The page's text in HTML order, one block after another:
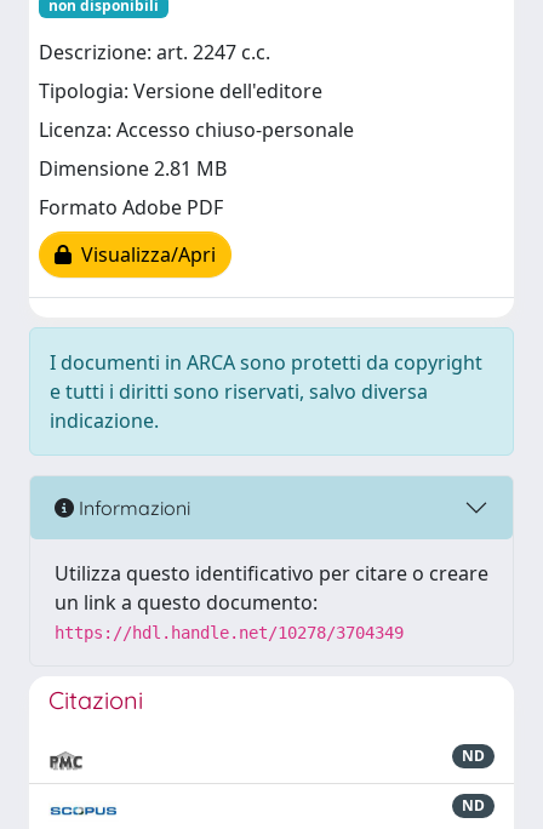
non disponibili
Descrizione: art. 2247 c.c.
Tipologia: Versione dell'editore
Licenza: Accesso chiuso-personale
Dimensione 2.81 MB
Formato Adobe PDF
Visualizza/Apri
I documenti in ARCA sono protetti da copyright
e tutti i diritti sono riservati, salvo diversa
indicazione.
Informazioni
Utilizza questo identificativo per citare o creare
un link a questo documento:
https://hdl.handle.net/10278/3704349
Citazioni
ND
ND